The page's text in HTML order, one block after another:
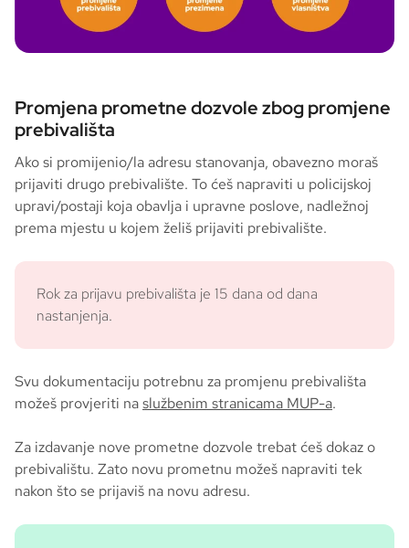
Promjena prometne dozvole zbog promjene
prebivališta
Ako si promijenio/la adresu stanovanja, obavezno moraš
prijaviti drugo prebivalište. To ćeš napraviti u policijskoj
upravi/postaji koja obavlja i upravne poslove, nadležnoj
prema mjestu u kojem želiš prijaviti prebivalište.
Rok za prijavu prebivališta je 15 dana od dana
nastanjenja.
Svu dokumentaciju potrebnu za promjenu prebivališta
možeš provjeriti naslužbenim stranicama MUP-a.
Za izdavanje nove prometne dozvole trebat ćeš dokaz o
prebivalištu. Zato novu prometnu možeš napraviti tek
nakon što se prijaviš na novu adresu.